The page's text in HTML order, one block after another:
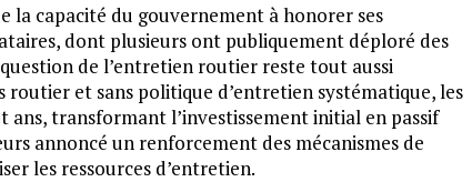
capacité du gouvernement à honorer ses
dont plusieurs ont publiquement déploré des
de l’entretien routier reste tout aussi
et sans politique d’entretien systématique, les
ans, transformant l’investissement initial en passif
annoncé un renforcement des mécanismes de
les ressources d’entretien.